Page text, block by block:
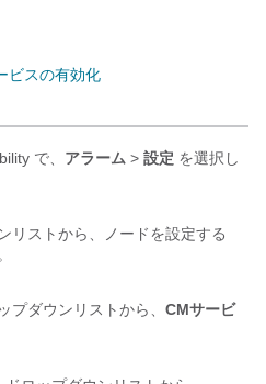
ビスの有効化
で、 アラーム > 設定 を選択し
リストから、ノードを設定する
プダウンリストから、 CMサービ